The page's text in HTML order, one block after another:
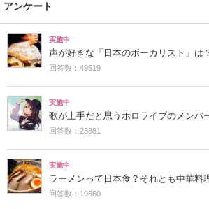
アンケート
実施中
声が好きな「日本のボーカリスト」は
回答数：49519
実施中
歌が上手だと思うホロライブのメンバ
回答数：23881
実施中
ラーメンって日本食？それとも中華料
回答数：19660